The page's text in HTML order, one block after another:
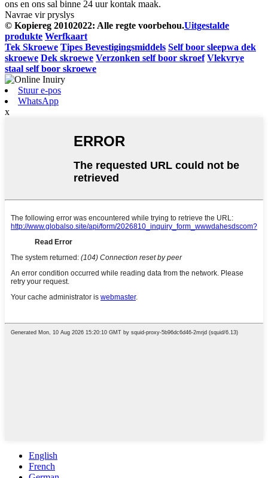
ons en ons sal binne 24 uur kontak maak.
Navrae vir pryslys
© Kopiereg 20102022: Alle regte voorbehou.Uitgestalde
produkte Werfkaart
Tek Skroewe Tipes Bevestigingsmiddels Self boor sleepwa dek
skroewe Dek skroewe Verzonken self boor skroef Vlekvrye
staal self boor skroewe
Stuur e-pos
WhatsApp
x
English
French